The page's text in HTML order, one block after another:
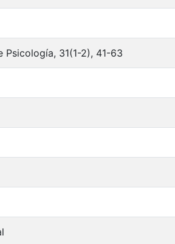
Psicología, 31(1-2), 41-63